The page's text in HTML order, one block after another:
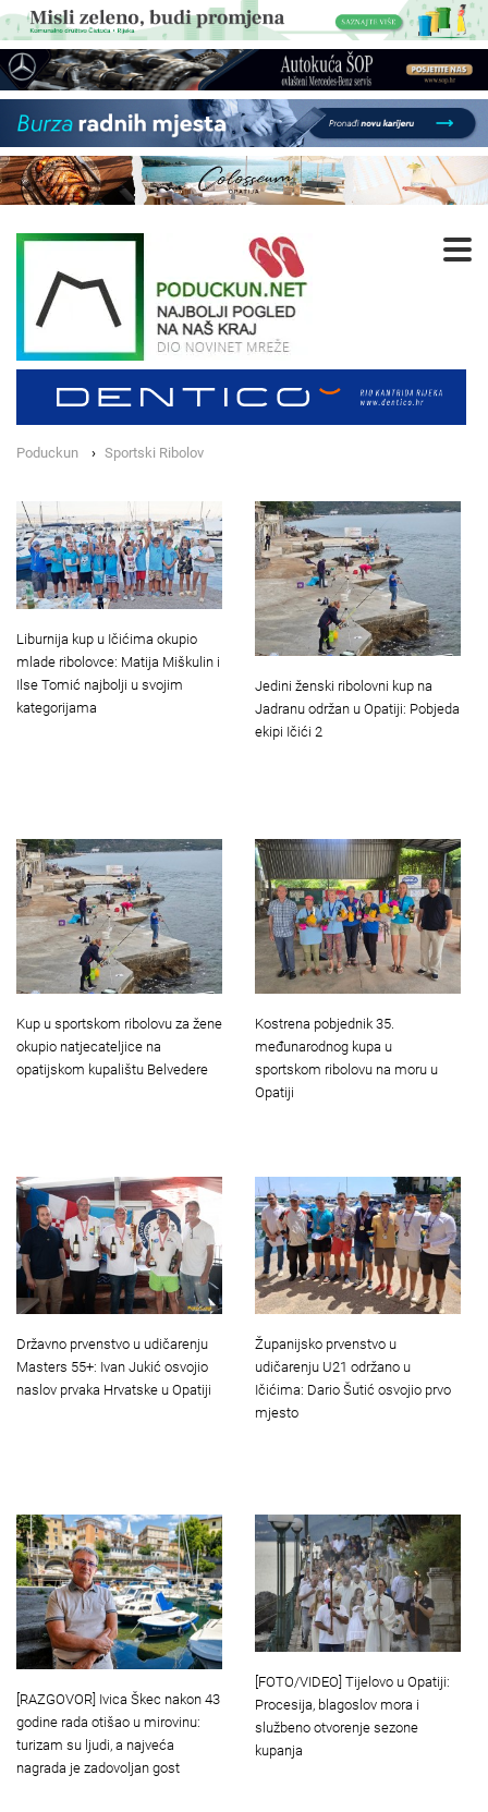
Poduckun Sportski Ribolov
Liburnija kup u Ičićima okupio
mlade ribolovce: Matija Miškulin i
Ilse Tomić najbolji u svojim
kategorijama
Jedini ženski ribolovni kup na
Jadranu održan u Opatiji: Pobjeda
ekipi Ičići 2
Kup u sportskom ribolovu za žene
okupio natjecateljice na
opatijskom kupalištu Belvedere
Kostrena pobjednik 35.
međunarodnog kupa u
sportskom ribolovu na moru u
Opatiji
Državno prvenstvo u udičarenju
Masters 55+: Ivan Jukić osvojio
naslov prvaka Hrvatske u Opatiji
Županijsko prvenstvo u
udičarenju U21 održano u
Ičićima: Dario Šutić osvojio prvo
mjesto
[RAZGOVOR] Ivica Škec nakon 43
godine rada otišao u mirovinu:
turizam su ljudi, a najveća
nagrada je zadovoljan gost
[FOTO/VIDEO] Tijelovo u Opatiji:
Procesija, blagoslov mora i
službeno otvorenje sezone
kupanja